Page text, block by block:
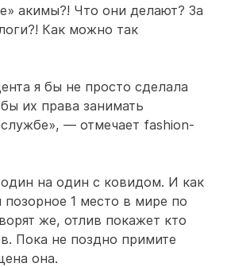
акимы?! Что они делают? За
Как можно так
я бы не просто сделала
их права занимать
— отмечает fashion-
на один с ковидом. И как
позорное 1 место в мире по
же, отлив покажет кто
Пока не поздно примите
она.